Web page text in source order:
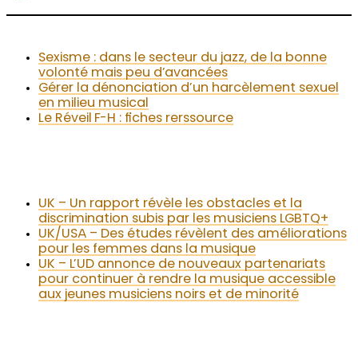
Sexisme : dans le secteur du jazz, de la bonne
volonté mais peu d’avancées
Gérer la dénonciation d’un harcèlement sexuel
en milieu musical
Le Réveil F-H : fiches rerssource
UK – Un rapport révèle les obstacles et la
discrimination subis par les musiciens LGBTQ+
UK/USA – Des études révèlent des améliorations
pour les femmes dans la musique
UK – L’UD annonce de nouveaux partenariats
pour continuer à rendre la musique accessible
aux jeunes musiciens noirs et de minorité